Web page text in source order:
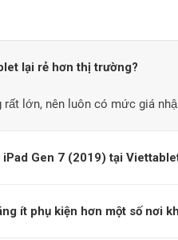
7 2019 nào?
bản 32GB WIFI cho anh
chiếc máy chính hãng.
lại rẻ hơn thị trường?
lớn, nên luôn có mức giá
Gen 7 (2019) tại
ít phụ kiện hơn một số nơi